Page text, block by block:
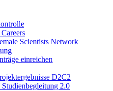
Scientists Network
einreichen
D2C2
2.0